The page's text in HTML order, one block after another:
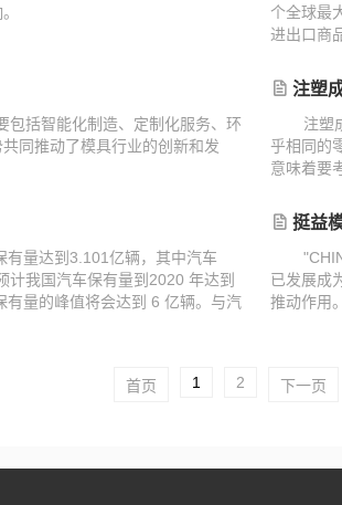
个全球最
进出口商
包括智能化制造、定制化服务、环
同推动了模具行业的创新和发
注塑
注塑
乎相同的
意味着要
造出来。
量达到3.101亿辆，其中汽车
我国汽车保有量到2020 年达到
量的峰值将会达到 6 亿辆。与汽
挺益模
已发展成
推动作用
首页 1 2 下一页